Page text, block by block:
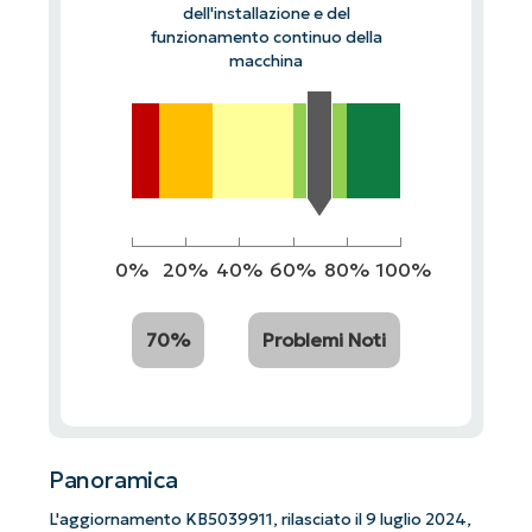
dell'installazione e del
funzionamento continuo della
macchina
0% 20% 40% 60% 80% 100%
70% Problemi Noti
Panoramica
L'aggiornamento KB5039911, rilasciato il 9 luglio 2024,